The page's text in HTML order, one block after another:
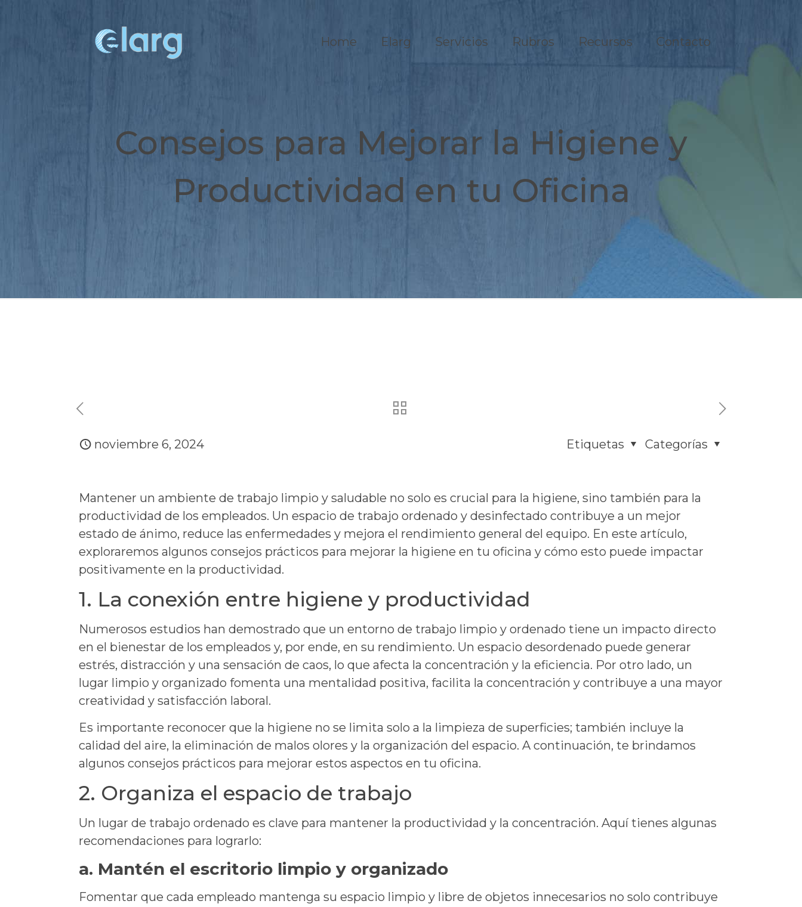
Home Elarg Servicios Rubros Recursos Contacto
Consejos para Mejorar la Higiene y
Productividad en tu Oficina
noviembre 6, 2024 Categorías
Etiquetas
Mantener un ambiente de trabajo limpio y saludable no solo es crucial para la higiene, sino también para la
productividad de los empleados. Un espacio de trabajo ordenado y desinfectado contribuye a un mejor
estado de ánimo, reduce las enfermedades y mejora el rendimiento general del equipo. En este artículo,
exploraremos algunos consejos prácticos para mejorar la higiene en tu oficina y cómo esto puede impactar
positivamente en la productividad.
1. La conexión entre higiene y productividad
Numerosos estudios han demostrado que un entorno de trabajo limpio y ordenado tiene un impacto directo
en el bienestar de los empleados y, por ende, en su rendimiento. Un espacio desordenado puede generar
estrés, distracción y una sensación de caos, lo que afecta la concentración y la eficiencia. Por otro lado, un
lugar limpio y organizado fomenta una mentalidad positiva, facilita la concentración y contribuye a una mayor
creatividad y satisfacción laboral.
Es importante reconocer que la higiene no se limita solo a la limpieza de superficies; también incluye la
calidad del aire, la eliminación de malos olores y la organización del espacio. A continuación, te brindamos
algunos consejos prácticos para mejorar estos aspectos en tu oficina.
2. Organiza el espacio de trabajo
Un lugar de trabajo ordenado es clave para mantener la productividad y la concentración. Aquí tienes algunas
recomendaciones para lograrlo:
a. Mantén el escritorio limpio y organizado
Fomentar que cada empleado mantenga su espacio limpio y libre de objetos innecesarios no solo contribuye